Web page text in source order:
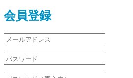
会員登録